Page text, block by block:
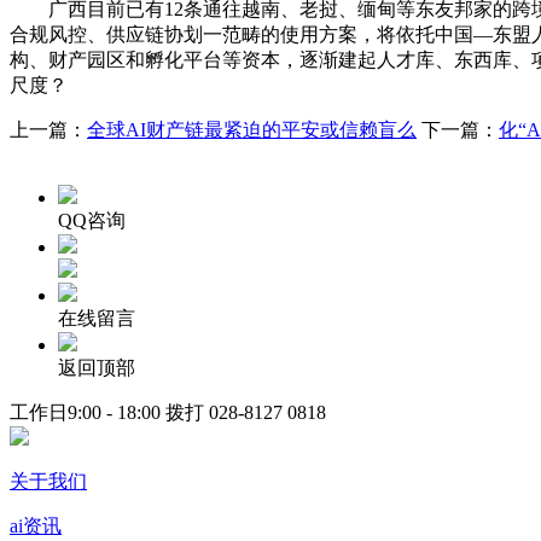
广西目前已有12条通往越南、老挝、缅甸等东友邦家的跨
合规风控、供应链协划一范畴的使用方案，将依托中国—东
构、财产园区和孵化平台等资本，逐渐建起人才库、东西库
尺度？
上一篇： 全球AI财产链最紧迫的平安或信赖盲么 下一篇： 化
QQ咨询
在线留言
返回顶部
工作日9:00 - 18:00 拨打 028-8127 0818
关于我们
ai资讯